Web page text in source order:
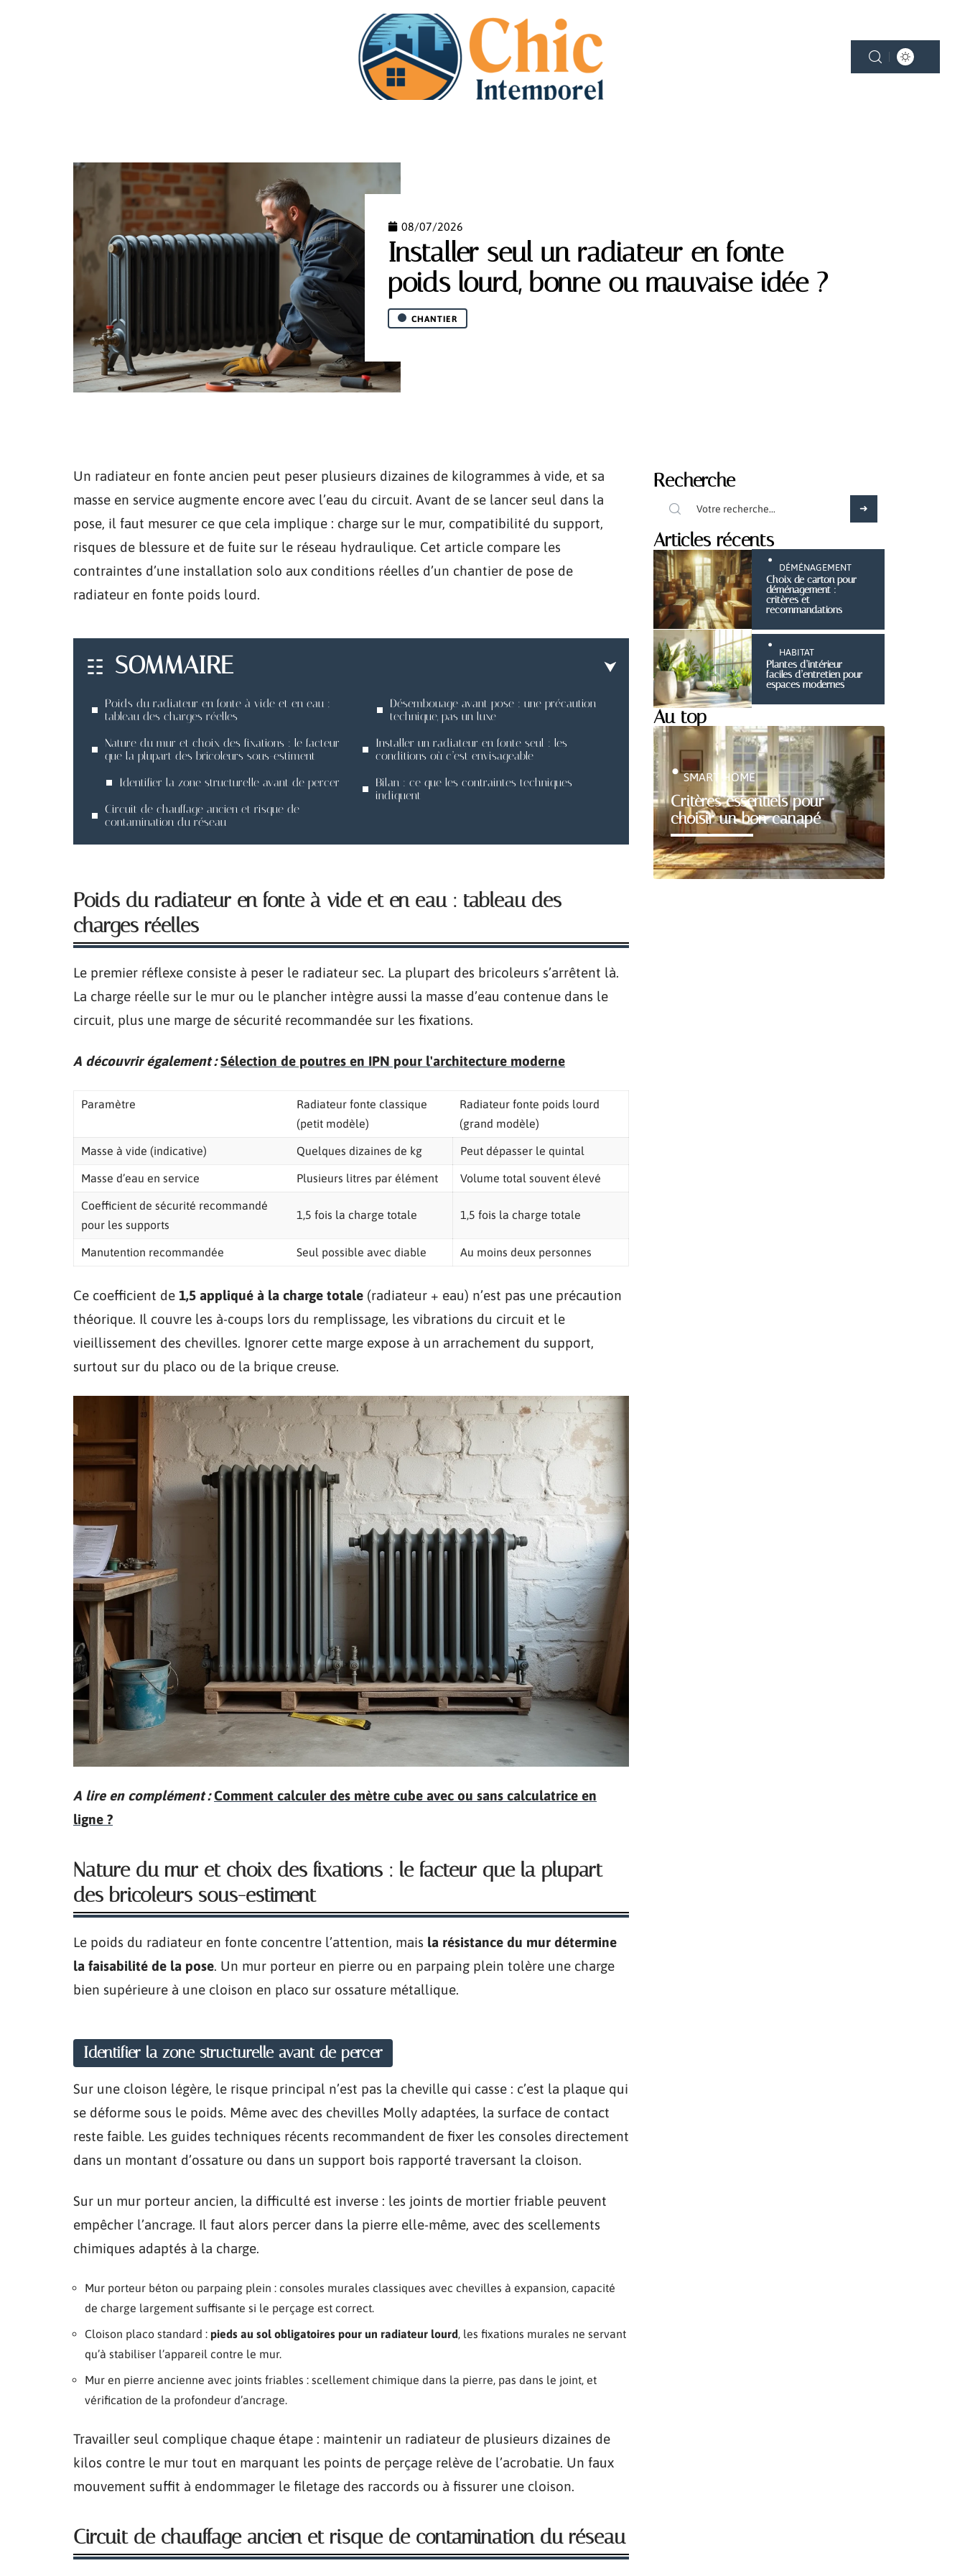
08/07/2026
Installer seul un radiateur en fonte
poids lourd, bonne ou mauvaise idée ?
CHANTIER
Un radiateur en fonte ancien peut peser plusieurs dizaines de kilogrammes à vide, et sa
masse en service augmente encore avec l’eau du circuit. Avant de se lancer seul dans la
pose, il faut mesurer ce que cela implique : charge sur le mur, compatibilité du support,
risques de blessure et de fuite sur le réseau hydraulique. Cet article compare les
contraintes d’une installation solo aux conditions réelles d’un chantier de pose de
radiateur en fonte poids lourd.
SOMMAIRE
Poids du radiateur en fonte à vide et en eau :
tableau des charges réelles
Nature du mur et choix des fixations : le facteur
que la plupart des bricoleurs sous-estiment
Identifier la zone structurelle avant de percer
Circuit de chauffage ancien et risque de
contamination du réseau
Désembouage avant pose : une précaution
technique, pas un luxe
Installer un radiateur en fonte seul : les
conditions où c’est envisageable
Bilan : ce que les contraintes techniques
indiquent
Poids du radiateur en fonte à vide et en eau : tableau des
charges réelles
Le premier réflexe consiste à peser le radiateur sec. La plupart des bricoleurs s’arrêtent là.
La charge réelle sur le mur ou le plancher intègre aussi la masse d’eau contenue dans le
circuit, plus une marge de sécurité recommandée sur les fixations.
A découvrir également : Sélection de poutres en IPN pour l'architecture moderne
Paramètre
Radiateur fonte classique
(petit modèle)
Radiateur fonte poids lourd
(grand modèle)
Masse à vide (indicative) Quelques dizaines de kg Peut dépasser le quintal
Masse d’eau en service Plusieurs litres par élément Volume total souvent élevé
Coefficient de sécurité recommandé
pour les supports
1,5 fois la charge totale 1,5 fois la charge totale
Manutention recommandée Seul possible avec diable Au moins deux personnes
Ce coefficient de 1,5 appliqué à la charge totale (radiateur + eau) n’est pas une précaution
théorique. Il couvre les à-coups lors du remplissage, les vibrations du circuit et le
vieillissement des chevilles. Ignorer cette marge expose à un arrachement du support,
surtout sur du placo ou de la brique creuse.
A lire en complément : Comment calculer des mètre cube avec ou sans calculatrice en
ligne ?
Nature du mur et choix des fixations : le facteur que la plupart
des bricoleurs sous-estiment
Le poids du radiateur en fonte concentre l’attention, mais la résistance du mur détermine
la faisabilité de la pose. Un mur porteur en pierre ou en parpaing plein tolère une charge
bien supérieure à une cloison en placo sur ossature métallique.
Identifier la zone structurelle avant de percer
Sur une cloison légère, le risque principal n’est pas la cheville qui casse : c’est la plaque qui
se déforme sous le poids. Même avec des chevilles Molly adaptées, la surface de contact
reste faible. Les guides techniques récents recommandent de fixer les consoles directement
dans un montant d’ossature ou dans un support bois rapporté traversant la cloison.
Sur un mur porteur ancien, la difficulté est inverse : les joints de mortier friable peuvent
empêcher l’ancrage. Il faut alors percer dans la pierre elle-même, avec des scellements
chimiques adaptés à la charge.
Mur porteur béton ou parpaing plein : consoles murales classiques avec chevilles à expansion, capacité
de charge largement suffisante si le perçage est correct.
Cloison placo standard : pieds au sol obligatoires pour un radiateur lourd, les fixations murales ne servant
qu’à stabiliser l’appareil contre le mur.
Mur en pierre ancienne avec joints friables : scellement chimique dans la pierre, pas dans le joint, et
vérification de la profondeur d’ancrage.
Travailler seul complique chaque étape : maintenir un radiateur de plusieurs dizaines de
kilos contre le mur tout en marquant les points de perçage relève de l’acrobatie. Un faux
mouvement suffit à endommager le filetage des raccords ou à fissurer une cloison.
Circuit de chauffage ancien et risque de contamination du réseau
Recherche
Articles récents
DÉMÉNAGEMENT
Choix de carton pour
déménagement :
critères et
recommandations
HABITAT
Plantes d’intérieur
faciles d’entretien pour
espaces modernes
Au top
Critères essentiels pour
choisir un bon canapé
SMART HOME